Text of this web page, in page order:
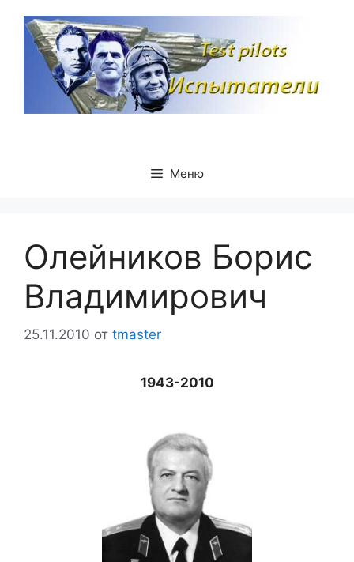
содержимому
Меню
Олейников Борис
Владимирович
25.11.2010 от tmaster
1943-2010